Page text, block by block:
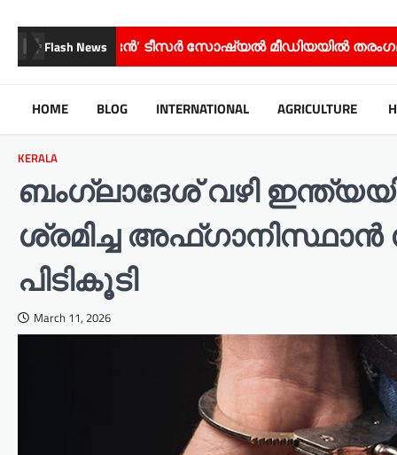
Flash News
ടീസർ സോഷ്യൽ മീഡിയയിൽ തരംഗമാകുന്നു;
HOME BLOG INTERNATIONAL AGRICULTURE
KERALA
ബംഗ്ലാദേശ് വഴി
ശ്രമിച്ച
പിടികൂടി
March 11, 2026